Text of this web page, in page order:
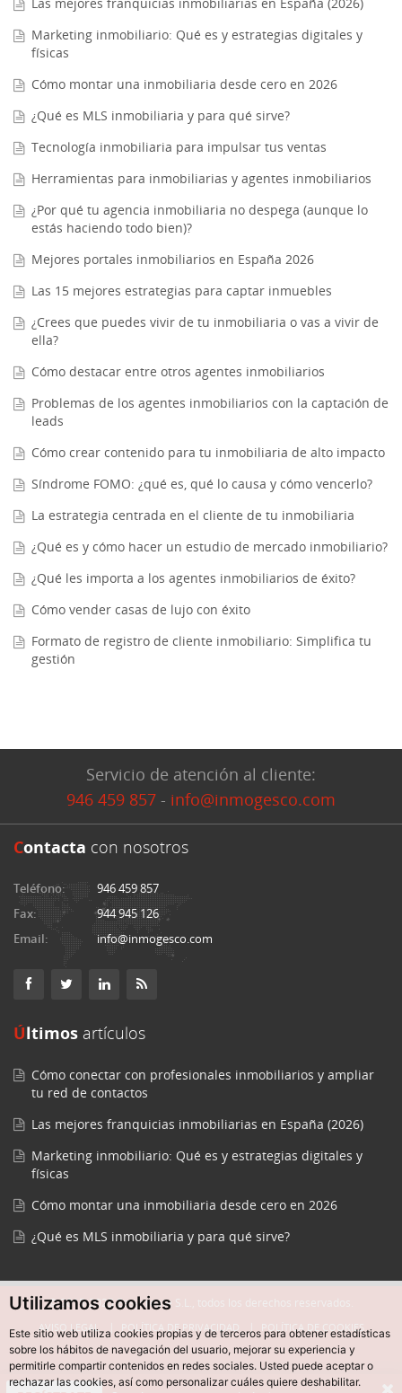
Utilizamos cookies
Este sitio web utiliza cookies propias y de terceros para obtener estadísticas
sobre los hábitos de navegación del usuario, mejorar su experiencia y
permitirle compartir contenidos en redes sociales. Usted puede aceptar o
rechazar las cookies, así como personalizar cuáles quiere deshabilitar.
Marketing inmobiliario: Qué es y estrategias digitales y
físicas
Cómo montar una inmobiliaria desde cero en 2026
¿Qué es MLS inmobiliaria y para qué sirve?
Tecnología inmobiliaria para impulsar tus ventas
Herramientas para inmobiliarias y agentes inmobiliarios
¿Por qué tu agencia inmobiliaria no despega (aunque lo
estás haciendo todo bien)?
Mejores portales inmobiliarios en España 2026
Las 15 mejores estrategias para captar inmuebles
¿Crees que puedes vivir de tu inmobiliaria o vas a vivir de
ella?
Cómo destacar entre otros agentes inmobiliarios
Problemas de los agentes inmobiliarios con la captación de
leads
Cómo crear contenido para tu inmobiliaria de alto impacto
Síndrome FOMO: ¿qué es, qué lo causa y cómo vencerlo?
La estrategia centrada en el cliente de tu inmobiliaria
¿Qué es y cómo hacer un estudio de mercado inmobiliario?
¿Qué les importa a los agentes inmobiliarios de éxito?
Cómo vender casas de lujo con éxito
Formato de registro de cliente inmobiliario: Simplifica tu
gestión
Servicio de atención al cliente:
946 459 857 - info@inmogesco.com
Contacta con nosotros
Teléfono:
946 459 857
Fax:
944 945 126
Email:
info@inmogesco.com
Últimos artículos
Cómo conectar con profesionales inmobiliarios y ampliar
tu red de contactos
Las mejores franquicias inmobiliarias en España (2026)
Marketing inmobiliario: Qué es y estrategias digitales y
físicas
Cómo montar una inmobiliaria desde cero en 2026
¿Qué es MLS inmobiliaria y para qué sirve?
© 2015-2025 Easycreate S.L., todos los derechos reservados.
AVISO LEGAL POLÍTICA DE PRIVACIDAD POLÍTICA DE COOKIES